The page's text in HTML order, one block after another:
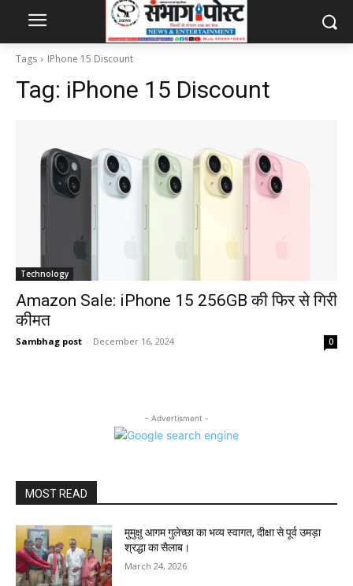
Tags IPhone 15 Discount
Tag: iPhone 15 Discount
Technology
Amazon Sale: iPhone 15 256GB की फिर से गिरी
कीमत
Sambhag post - December 16, 2024 0
- Advertisment -
MOST READ
मुमुक्षु आगम गुलेच्छा का भव्य स्वागत, दीक्षा से पूर्व उमड़ा
श्रद्धा का सैलाब।
March 24, 2026